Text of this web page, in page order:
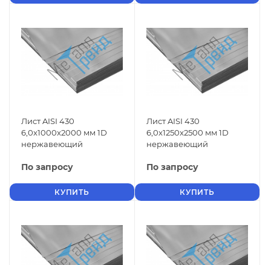
Лист AISI 430
6,0x1000x2000 мм 1D
нержавеющий
По запросу
КУПИТЬ
Лист AISI 430
6,0x1250x2500 мм 1D
нержавеющий
По запросу
КУПИТЬ